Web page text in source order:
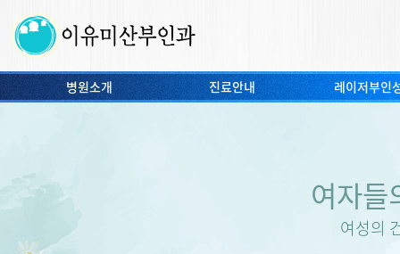
병원소개 진료안내 레이저부인
여자들
여성의